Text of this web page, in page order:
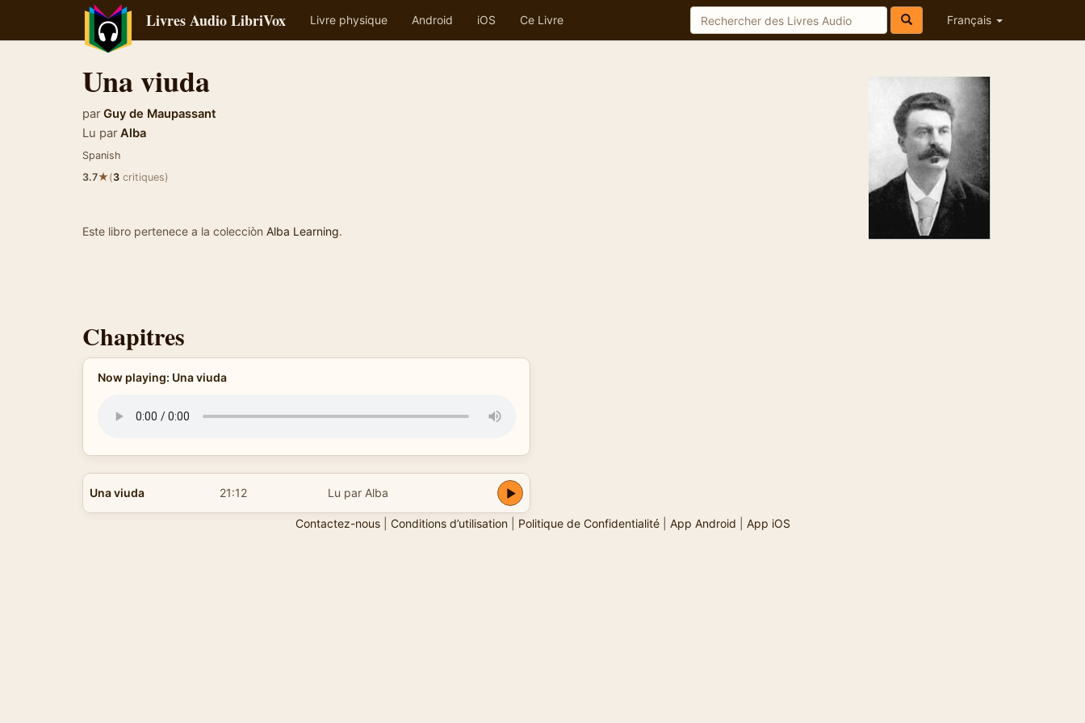
Livres Audio LibriVox Livre physique Android iOS Ce Livre Français
Una viuda
par Guy de Maupassant
Lu par Alba
Spanish
3.7★(3 critiques)
Este libro pertenece a la colecciòn Alba Learning.
Chapitres
Now playing: Una viuda
Una viuda 21:12 Lu par Alba
Contactez-nous| Conditions d’utilisation| Politique de Confidentialité| App Android App iOS